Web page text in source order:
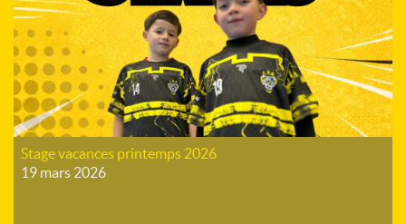
Stage vacances printemps 2026
19 mars 2026